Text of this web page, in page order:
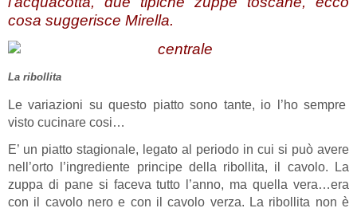
cosa suggerisce Mirella.
La ribollita
Le variazioni su questo piatto sono tante, io l’ho sempre
visto cucinare cosi…
E’ un piatto stagionale, legato al periodo in cui si può avere
nell’orto l’ingrediente principe della ribollita, il cavolo. La
zuppa di pane si faceva tutto l’anno, ma quella vera…era
con il cavolo nero e con il cavolo verza. La ribollita non è